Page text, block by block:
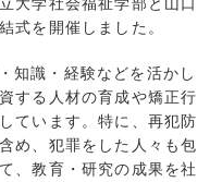
式を開催しました。
知識・経験などを活かし
する人材の育成や矯正行
ています。特に、再犯防
め、犯罪をした人々も包
、教育・研究の成果を社